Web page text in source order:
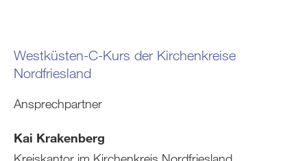
Westküsten-C-Kurs der Kirchenkreise
Nordfriesland
Ansprechpartner
Kai Krakenberg